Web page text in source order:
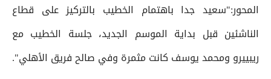
المحور:"سعيد جدا باهتمام الخطيب بالتركيز على قطاع
الناشئين قبل بداية الموسم الجديد، جلسة الخطيب مع
ريبييرو ومحمد يوسف كانت مثمرة وفي صالح فريق الأهلي".